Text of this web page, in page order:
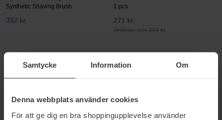
Samtycke Information Om
Denna webbplats använder cookies
För att ge dig en bra shoppingupplevelse använder
Synthetic Shaving Brush
332 kr
1 pcs
271 kr
Ordinær pris 301 kr
Med en barberhøvel får du glatte og hårfrie ben, enkelt og
unna svie og rødhet.